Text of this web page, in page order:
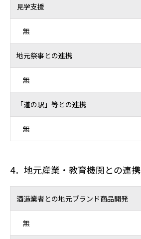
見学支援
無
地元祭事との連携
無
「道の駅」等との連携
無
4．地元産業・教育機関との連携
酒造業者との地元ブランド商品開発
無